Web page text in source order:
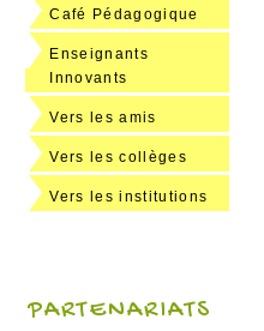
Café Pédagogique
Enseignants
Innovants
Vers les amis
Vers les collèges
Vers les institutions
PARTENARIATS